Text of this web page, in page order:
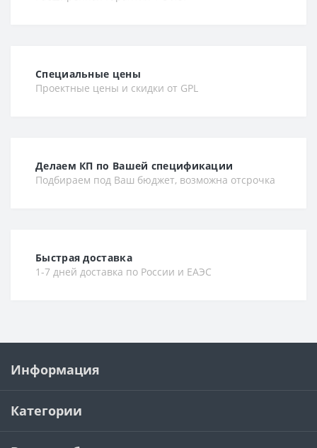
Специальные цены
Проектные цены и скидки от GPL
Делаем КП по Вашей спецификации
Подбираем под Ваш бюджет, возможна отсрочка
Быстрая доставка
1-7 дней доставка по России и ЕАЭС
Информация
Категории